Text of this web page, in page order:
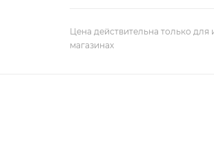
Цена действительна только для
магазинах